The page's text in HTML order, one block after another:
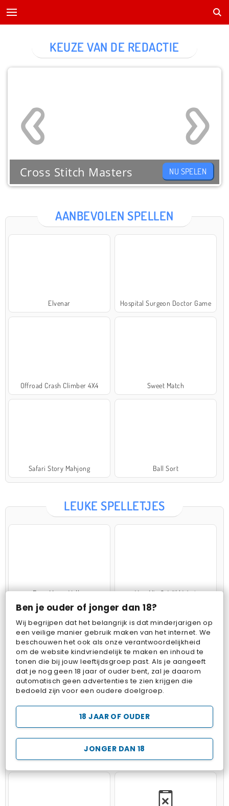
Ben je ouder of jonger dan 18?
Wij begrijpen dat het belangrijk is dat minderjarigen op
een veilige manier gebruik maken van het internet. We
beschouwen het ook als onze verantwoordelijkheid
om de website kindvriendelijk te maken en inhoud te
tonen die bij jouw leeftijdsgroep past. Als je aangeeft
dat je nog geen 18 jaar of ouder bent, zal je daarom
automatisch geen advertenties te zien krijgen die
bedoeld zijn voor een oudere doelgroep.
JONGER DAN 18
18 JAAR OF OUDER
AANBEVOLEN SPELLEN
Elvenar Hospital Surgeon Doctor Game
Offroad Crash Climber 4X4 Sweet Match
Safari Story Mahjong Ball Sort
KEUZE VAN DE REDACTIE
Cross Stitch Masters NU SPELEN
LEUKE SPELLETJES
Farm Merge Valley VegaMix 2: Wild West
Pop Fruit Bubbits
Hospital Surgeon Doctor Game Potion Sort